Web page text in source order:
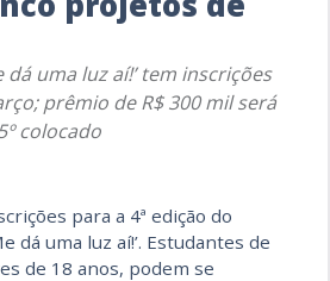
dá uma luz aí!’ tem inscrições
prêmio de R$ 300 mil será
colocado
para a 4ª edição do
dá uma luz aí!’. Estudantes de
de 18 anos, podem se